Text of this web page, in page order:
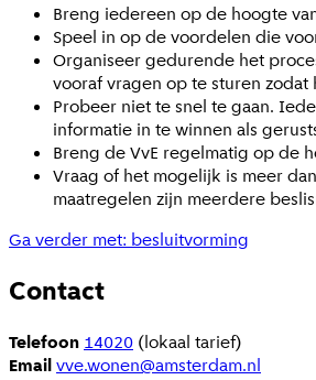
Breng iedereen op de hoogte
Speel in op de voordelen die
Organiseer gedurende het
vooraf vragen op te sturen
Probeer niet te snel te gaan.
informatie in te winnen als
Breng de VvE regelmatig op de
Vraag of het mogelijk is meer
maatregelen zijn meerdere
Ga verder met: besluitvorming
Contact
Telefoon 14020 (lokaal tarief)
Emailvve.wonen@amsterdam.nl